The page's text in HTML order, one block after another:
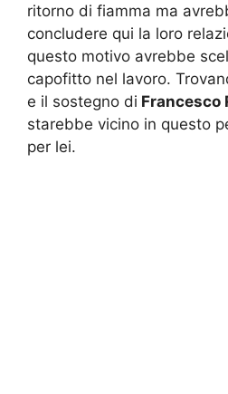
ritorno di fiamma ma
concludere qui la loro
questo motivo avrebbe
capofitto nel lavoro.
e il sostegno di Francesco
starebbe vicino in questo
per lei.